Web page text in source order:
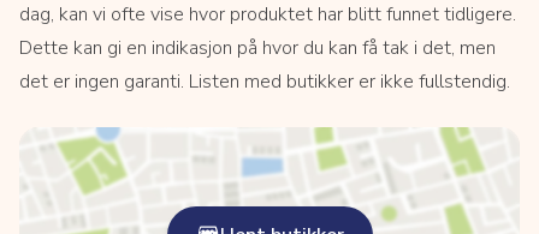
dag, kan vi ofte vise hvor produktet har blitt funnet tidligere.
Dette kan gi en indikasjon på hvor du kan få tak i det, men
det er ingen garanti. Listen med butikker er ikke fullstendig.